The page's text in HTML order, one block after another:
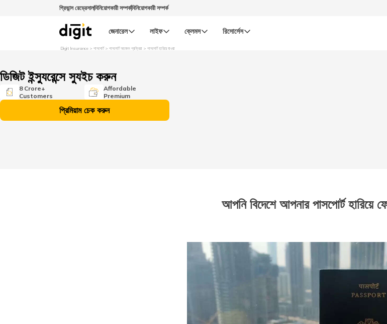
গ্রিভান্স রেড্রেসালবিনিয়োগকারী সম্পর্কবিনিয়োগকারী সম্পর্ক
জেনারেল লাইফ ক্লেমস রিসোর্সেস
Digit Insurance পাসপোর্ট পাসপোর্ট আবেদন প্রক্রিয়া পাসপোর্ট হারিয়ে যাওয়া
ডিজিট ইন্স্যুরেন্সে স্যুইচ করুন
8 Crore+
Customers
Affordable
Premium
প্রিমিয়াম চেক করুন
আপনি বিদেশে আপনার পাসপোর্ট হারিয়ে